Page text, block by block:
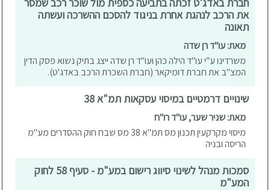
את הרכב לנהגת אחרת בניגוד להסכם ההשרכה ועשתה
תאונה
מאת: עו"ד רן שדה
משרדינו ע"י עו"ד הילה כהן ועו"ד רן שדה ייצג בתיק נשוא פסק הדין
המצ"ב את חברת דומיקאר (חברת השכרת הרכב באדג'ט).
שינויים דרמטיים במיסוי עסקאות תמ"א 38
מאת: שניר שער, עו"ד רו"ח
מיסוי מקרקעין תכנון מס תמ"א 38 מס שבח חוק ההסדרים מע"מ
הריסה ובניה
סמכות מנהל לשינוי סיווג רישום במע"מ - סעיף 58 לחוק
המע"מ